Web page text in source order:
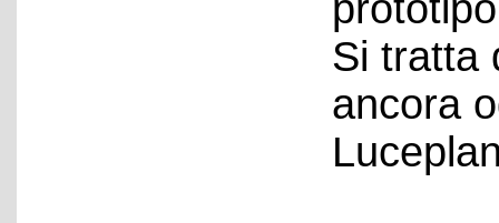
Si tratta
ancora